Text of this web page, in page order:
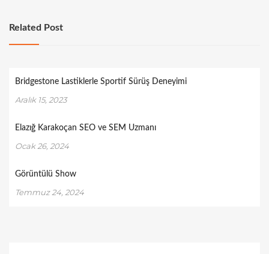
Related Post
Bridgestone Lastiklerle Sportif Sürüş Deneyimi
Aralık 15, 2023
Elazığ Karakoçan SEO ve SEM Uzmanı
Ocak 26, 2024
Görüntülü Show
Temmuz 24, 2024